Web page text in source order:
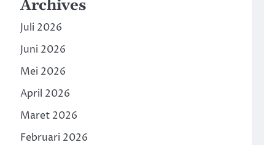
Archives
Juli 2026
Juni 2026
Mei 2026
April 2026
Maret 2026
Februari 2026